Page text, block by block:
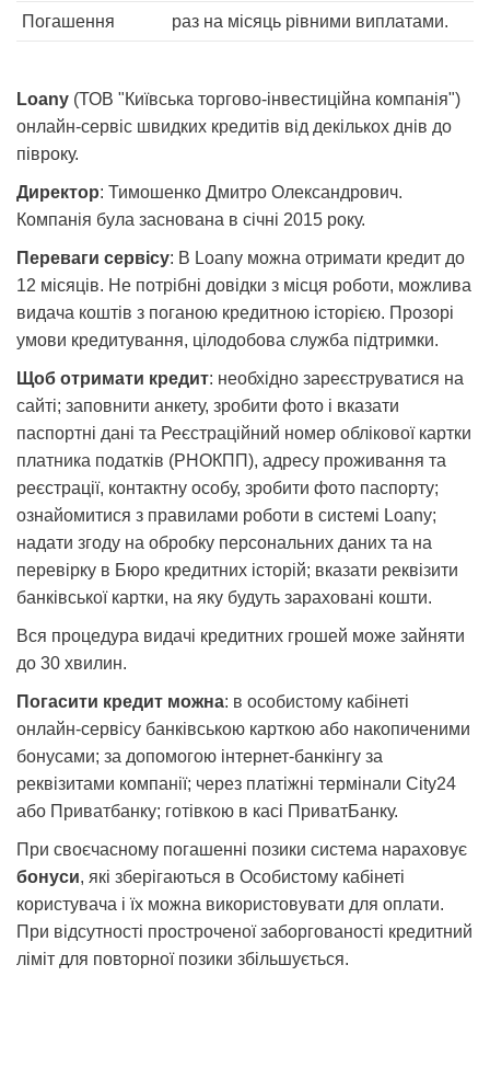
Погашення раз на місяць рівними виплатами.
Loany (ТОВ "Київська торгово-інвестиційна компанія")
онлайн-сервіс швидких кредитів від декількох днів до
півроку.
Директор: Тимошенко Дмитро Олександрович.
Компанія була заснована в січні 2015 року.
Переваги сервісу: В Loany можна отримати кредит до
12 місяців. Не потрібні довідки з місця роботи, можлива
видача коштів з поганою кредитною історією. Прозорі
умови кредитування, цілодобова служба підтримки.
Щоб отримати кредит: необхідно зареєструватися на
сайті; заповнити анкету, зробити фото і вказати
паспортні дані та Реєстраційний номер облікової картки
платника податків (РНОКПП), адресу проживання та
реєстрації, контактну особу, зробити фото паспорту;
ознайомитися з правилами роботи в системі Loany;
надати згоду на обробку персональних даних та на
перевірку в Бюро кредитних історій; вказати реквізити
банківської картки, на яку будуть зараховані кошти.
Вся процедура видачі кредитних грошей може зайняти
до 30 хвилин.
Погасити кредит можна: в особистому кабінеті
онлайн-сервісу банківською карткою або накопиченими
бонусами; за допомогою інтернет-банкінгу за
реквізитами компанії; через платіжні термінали City24
або Приватбанку; готівкою в касі ПриватБанку.
При своєчасному погашенні позики система нараховує
бонуси, які зберігаються в Особистому кабінеті
користувача і їх можна використовувати для оплати.
При відсутності простроченої заборгованості кредитний
ліміт для повторної позики збільшується.